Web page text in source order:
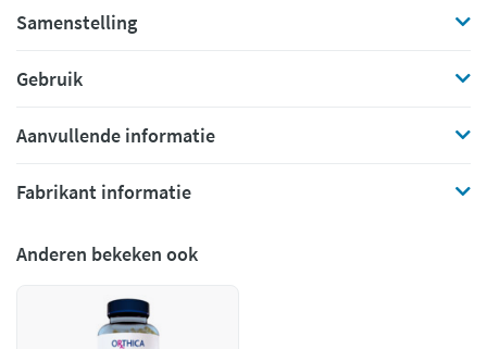
Samenstelling
Gebruik
Aanvullende informatie
Fabrikant informatie
Anderen bekeken ook